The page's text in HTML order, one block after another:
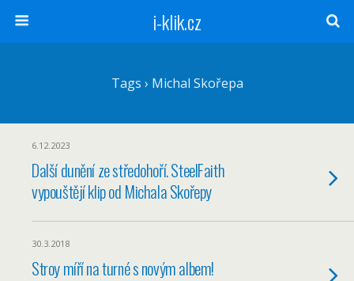
i-klik.cz
Tags › Michal Skořepa
6.12.2023
Další dunění ze středohoří. SteelFaith
vypouštějí klip od Michala Skořepy
30.3.2018
Stroy míří na turné s novým albem!